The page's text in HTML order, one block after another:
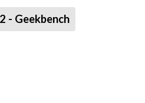
- Geekbench